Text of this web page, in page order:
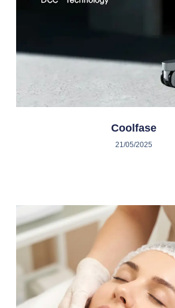
Coolfase
21/05/2025